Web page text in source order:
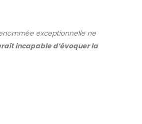
exceptionnelle ne
incapable d’évoquer la